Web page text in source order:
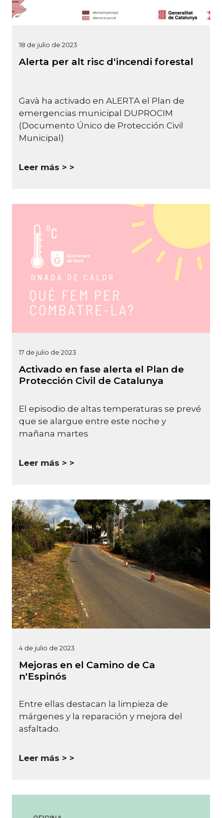
18 de julio de 2023
Alerta per alt risc d'incendi forestal
Gavà ha activado en ALERTA el Plan de
emergencias municipal DUPROCIM
(Documento Único de Protección Civil
Municipal)
Leer más >
17 de julio de 2023
Activado en fase alerta el Plan de
Protección Civil de Catalunya
El episodio de altas temperaturas se prevé
que se alargue entre este noche y
mañana martes
Leer más >
4 de julio de 2023
Mejoras en el Camino de Ca
n'Espinós
Entre ellas destacan la limpieza de
márgenes y la reparación y mejora del
asfaltado.
Leer más >